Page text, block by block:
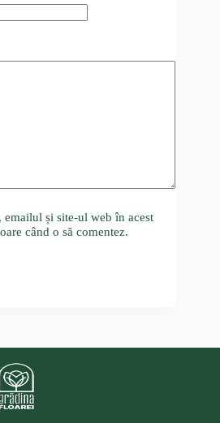
emailul și site-ul web în acest
când o să comentez.